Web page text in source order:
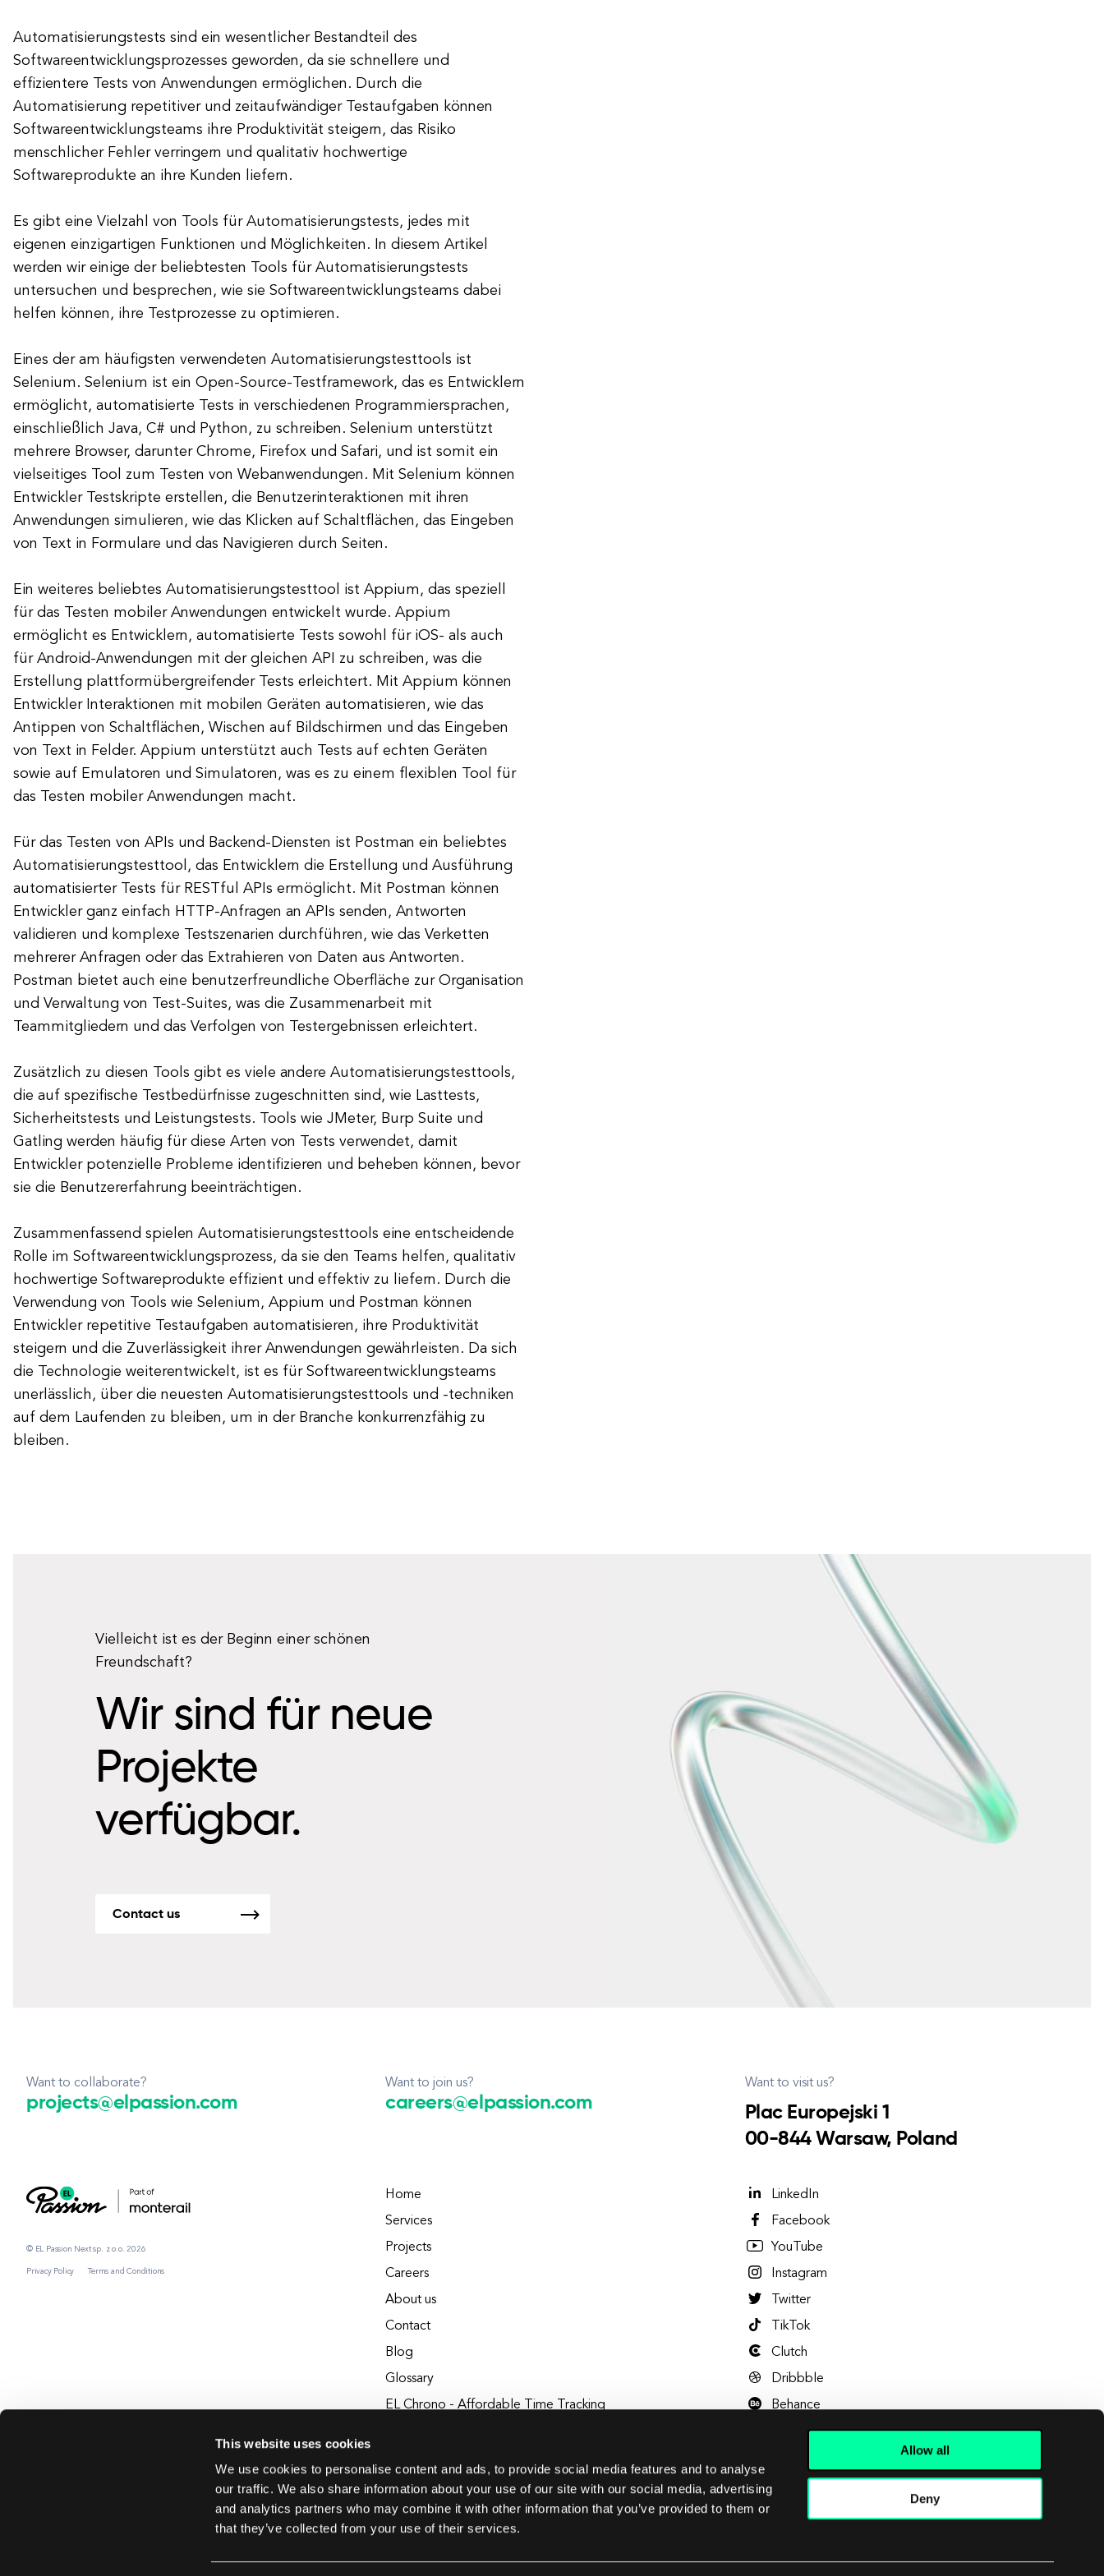
This website uses cookies
We use cookies to personalise content and ads, to provide social media features and to analyse
our traffic. We also share information about your use of our site with our social media, advertising
and analytics partners who may combine it with other information that you’ve provided to them or
that they’ve collected from your use of their services.
Allow all
Deny
Automatisierungstests sind ein wesentlicher Bestandteil des
Softwareentwicklungsprozesses geworden, da sie schnellere und
effizientere Tests von Anwendungen ermöglichen. Durch die
Automatisierung repetitiver und zeitaufwändiger Testaufgaben können
Softwareentwicklungsteams ihre Produktivität steigern, das Risiko
menschlicher Fehler verringern und qualitativ hochwertige
Softwareprodukte an ihre Kunden liefern.
Es gibt eine Vielzahl von Tools für Automatisierungstests, jedes mit
eigenen einzigartigen Funktionen und Möglichkeiten. In diesem Artikel
werden wir einige der beliebtesten Tools für Automatisierungstests
untersuchen und besprechen, wie sie Softwareentwicklungsteams dabei
helfen können, ihre Testprozesse zu optimieren.
Eines der am häufigsten verwendeten Automatisierungstesttools ist
Selenium. Selenium ist ein Open-Source-Testframework, das es Entwicklern
ermöglicht, automatisierte Tests in verschiedenen Programmiersprachen,
einschließlich Java, C# und Python, zu schreiben. Selenium unterstützt
mehrere Browser, darunter Chrome, Firefox und Safari, und ist somit ein
vielseitiges Tool zum Testen von Webanwendungen. Mit Selenium können
Entwickler Testskripte erstellen, die Benutzerinteraktionen mit ihren
Anwendungen simulieren, wie das Klicken auf Schaltflächen, das Eingeben
von Text in Formulare und das Navigieren durch Seiten.
Ein weiteres beliebtes Automatisierungstesttool ist Appium, das speziell
für das Testen mobiler Anwendungen entwickelt wurde. Appium
ermöglicht es Entwicklern, automatisierte Tests sowohl für iOS- als auch
für Android-Anwendungen mit der gleichen API zu schreiben, was die
Erstellung plattformübergreifender Tests erleichtert. Mit Appium können
Entwickler Interaktionen mit mobilen Geräten automatisieren, wie das
Antippen von Schaltflächen, Wischen auf Bildschirmen und das Eingeben
von Text in Felder. Appium unterstützt auch Tests auf echten Geräten
sowie auf Emulatoren und Simulatoren, was es zu einem flexiblen Tool für
das Testen mobiler Anwendungen macht.
Für das Testen von APIs und Backend-Diensten ist Postman ein beliebtes
Automatisierungstesttool, das Entwicklern die Erstellung und Ausführung
automatisierter Tests für RESTful APIs ermöglicht. Mit Postman können
Entwickler ganz einfach HTTP-Anfragen an APIs senden, Antworten
validieren und komplexe Testszenarien durchführen, wie das Verketten
mehrerer Anfragen oder das Extrahieren von Daten aus Antworten.
Postman bietet auch eine benutzerfreundliche Oberfläche zur Organisation
und Verwaltung von Test-Suites, was die Zusammenarbeit mit
Teammitgliedern und das Verfolgen von Testergebnissen erleichtert.
Zusätzlich zu diesen Tools gibt es viele andere Automatisierungstesttools,
die auf spezifische Testbedürfnisse zugeschnitten sind, wie Lasttests,
Sicherheitstests und Leistungstests. Tools wie JMeter, Burp Suite und
Gatling werden häufig für diese Arten von Tests verwendet, damit
Entwickler potenzielle Probleme identifizieren und beheben können, bevor
sie die Benutzererfahrung beeinträchtigen.
Zusammenfassend spielen Automatisierungstesttools eine entscheidende
Rolle im Softwareentwicklungsprozess, da sie den Teams helfen, qualitativ
hochwertige Softwareprodukte effizient und effektiv zu liefern. Durch die
Verwendung von Tools wie Selenium, Appium und Postman können
Entwickler repetitive Testaufgaben automatisieren, ihre Produktivität
steigern und die Zuverlässigkeit ihrer Anwendungen gewährleisten. Da sich
die Technologie weiterentwickelt, ist es für Softwareentwicklungsteams
unerlässlich, über die neuesten Automatisierungstesttools und -techniken
auf dem Laufenden zu bleiben, um in der Branche konkurrenzfähig zu
bleiben.
Vielleicht ist es der Beginn einer schönen
Freundschaft?
Wir sind für neue
Projekte
verfügbar.
Contact us
Want to collaborate?
projects@elpassion.com
Want to join us?
careers@elpassion.com
Want to visit us?
Plac Europejski 1
00-844 Warsaw, Poland
© EL Passion Next sp. z o.o. 2026
Privacy Policy Terms and Conditions
Home
Services
Projects
Careers
About us
Contact
Blog
Glossary
EL Chrono - Affordable Time Tracking
LinkedIn
Facebook
YouTube
Instagram
Twitter
TikTok
Clutch
Dribbble
Behance